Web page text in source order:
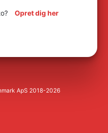
Opret dig her
ApS 2018-2026